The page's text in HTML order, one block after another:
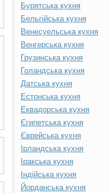
Бурятська кухня
Бельгійська кухня
Венесуельська кухня
Венгерська кухня
Грузинська кухня
Голандська кухня
Датська кухня
Естонська кухня
Еквадорська кухня
Єгипетська кухня
Єврейська кухня
Ірландська кухня
Іракська кухня
Індійська кухня
Йорданська кухня